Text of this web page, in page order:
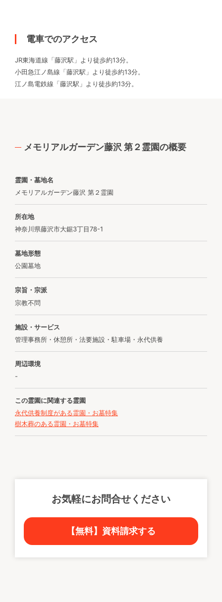
電車でのアクセス
JR東海道線「藤沢駅」より徒歩約13分。
小田急江ノ島線「藤沢駅」より徒歩約13分。
江ノ島電鉄線「藤沢駅」より徒歩約13分。
メモリアルガーデン藤沢 第２霊園の概要
霊園・墓地名
メモリアルガーデン藤沢 第２霊園
所在地
神奈川県藤沢市大鋸3丁目78-1
墓地形態
公園墓地
宗旨・宗派
宗教不問
施設・サービス
管理事務所・休憩所・法要施設・駐車場・永代供養
周辺環境
-
この霊園に関連する霊園
永代供養制度がある霊園・お墓特集
樹木葬のある霊園・お墓特集
お気軽にお問合せください
【無料】資料請求する